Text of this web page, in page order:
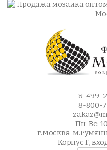
8-499-
8-800-
Пн-Вс:
г.Москва,
Корпус Г,